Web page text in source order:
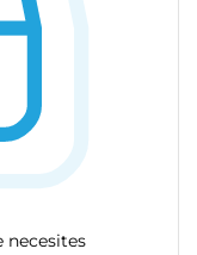
necesites